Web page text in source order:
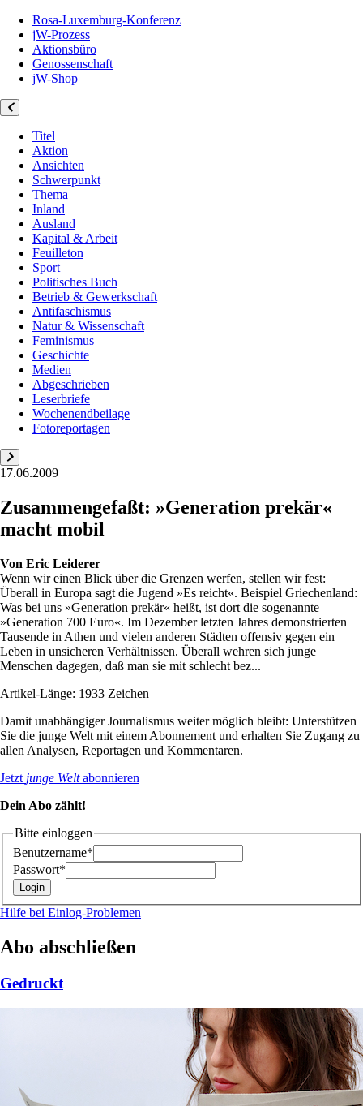
Rosa-Luxemburg-Konferenz
jW-Prozess
Aktionsbüro
Genossenschaft
jW-Shop
Titel
Aktion
Ansichten
Schwerpunkt
Thema
Inland
Ausland
Kapital & Arbeit
Feuilleton
Sport
Politisches Buch
Betrieb & Gewerkschaft
Antifaschismus
Natur & Wissenschaft
Feminismus
Geschichte
Medien
Abgeschrieben
Leserbriefe
Wochenendbeilage
Fotoreportagen
17.06.2009
Zusammengefaßt: »Generation prekär«
macht mobil
Von Eric Leiderer
Wenn wir einen Blick über die Grenzen werfen, stellen wir fest:
Überall in Europa sagt die Jugend »Es reicht«. Beispiel Griechenland:
Was bei uns »Generation prekär« heißt, ist dort die sogenannte
»Generation 700 Euro«. Im Dezember letzten Jahres demonstrierten
Tausende in Athen und vielen anderen Städten offensiv gegen ein
Leben in unsicheren Verhältnissen. Überall wehren sich junge
Menschen dagegen, daß man sie mit schlecht bez...
Artikel-Länge: 1933 Zeichen
Damit unabhängiger Journalismus weiter möglich bleibt: Unterstützen
Sie die junge Welt mit einem Abonnement und erhalten Sie Zugang zu
allen Analysen, Reportagen und Kommentaren.
Jetzt junge Weltabonnieren
Dein Abo zählt!
Bitte einloggen
Benutzername*
Passwort*
Hilfe bei Einlog-Problemen
Abo abschließen
Gedruckt